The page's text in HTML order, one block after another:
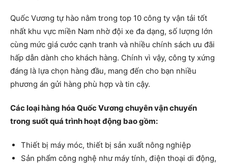
Quốc Vương tự hào nằm trong top 10 công ty vận tải tốt
nhất khu vực miền Nam nhờ đội xe đa dạng, số lượng lớn
cùng mức giá cước cạnh tranh và nhiều chính sách ưu đãi
hấp dẫn dành cho khách hàng. Chính vì vậy, công ty xứng
đáng là lựa chọn hàng đầu, mang đến cho bạn nhiều
phương án gửi hàng phù hợp và tin cậy.
Các loại hàng hóa Quốc Vương chuyên vận chuyển
trong suốt quá trình hoạt động bao gồm:
Thiết bị máy móc, thiết bị sản xuất nông nghiệp
Sản phẩm công nghệ như máy tính, điện thoại di động,